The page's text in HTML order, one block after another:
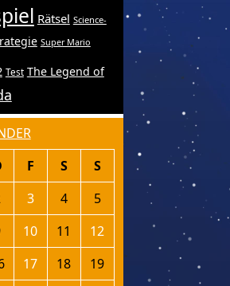
Rätsel Science-
Super Mario
Test The Legend of
F S
S
3 4
5
10 11
12
17 18
19